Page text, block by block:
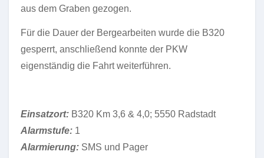
aus dem Graben gezogen.
Für die Dauer der Bergearbeiten wurde die B320
gesperrt, anschließend konnte der PKW
eigenständig die Fahrt weiterführen.
Einsatzort: B320 Km 3,6 & 4,0; 5550 Radstadt
Alarmstufe: 1
Alarmierung: SMS und Pager